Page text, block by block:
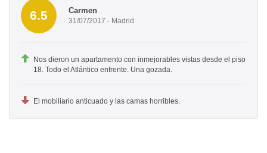
6.5 Carmen
31/07/2017 - Madrid
Nos dieron un apartamento con inmejorables vistas desde el piso
18. Todo el Atlántico enfrente. Una gozada.
El mobiliario anticuado y las camas horribles.